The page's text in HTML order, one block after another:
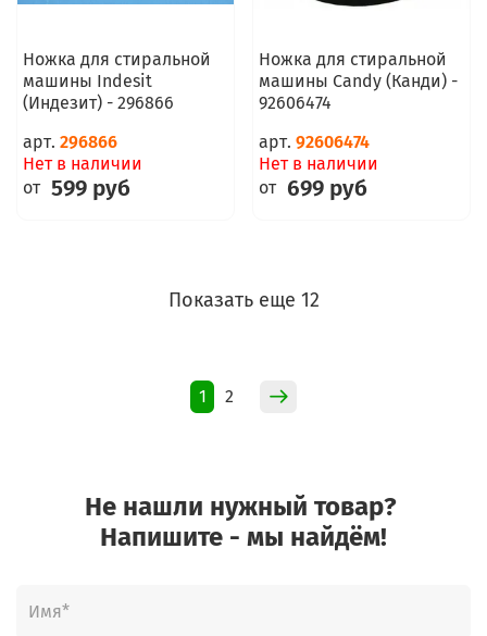
Ножка для стиральной
машины Indesit
(Индезит) - 296866
арт. 296866
Нет в наличии
от 599 руб
Ножка для стиральной
машины Candy (Канди) -
92606474
арт. 92606474
Нет в наличии
от 699 руб
Показать еще 12
1 2
Не нашли нужный товар?
Напишите - мы найдём!